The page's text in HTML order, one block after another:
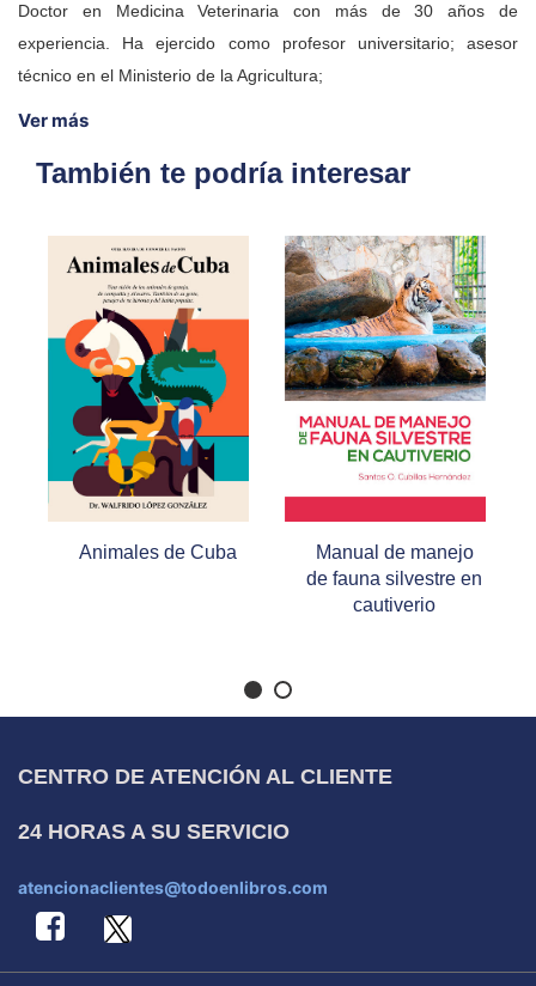
Doctor en Medicina Veterinaria con más de 30 años de
experiencia. Ha ejercido como profesor universitario; asesor
técnico en el Ministerio de la Agricultura;
Ver más
También te podría interesar
Animales de Cuba
Manual de manejo
de fauna silvestre en
cautiverio
CENTRO DE ATENCIÓN AL CLIENTE
24 HORAS A SU SERVICIO
atencionaclientes@todoenlibros.com